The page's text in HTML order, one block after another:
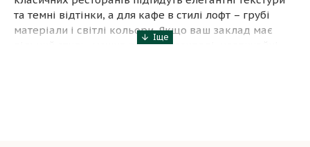
та темні відтінки, а для кафе в стилі лофт – грубі
матеріали і світлі кольори. Якщо ваш заклад має
вільний стиль, можна вибрати яскраві, незвичайні